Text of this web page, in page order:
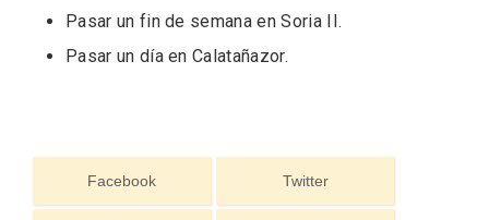
Pasar un fin de semana en Soria II.
Pasar un día en Calatañazor.
Facebook Twitter